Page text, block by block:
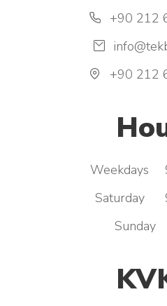
+90 212
+90 212
Weekdays
Saturday
Sunday